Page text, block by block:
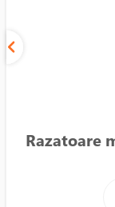
Razatoare